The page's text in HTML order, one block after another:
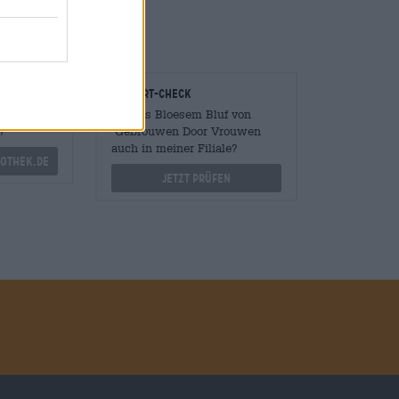
Vor-Ort-Check
Gibt es Bloesem Bluf von
Gebrouwen Door Vrouwen
auch in meiner Filiale?
Jetzt prüfen